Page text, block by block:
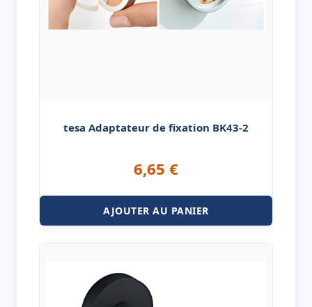
tesa Adaptateur de fixation BK43-2
6,65 €
AJOUTER AU PANIER